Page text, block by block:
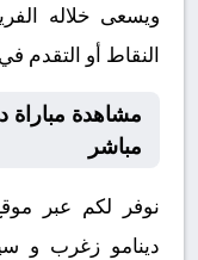
ويسعى خلاله
النقاط أو التقدم
مشاهدة مباراة
مباشر
نوفر لكم عبر
دينامو زغرب و